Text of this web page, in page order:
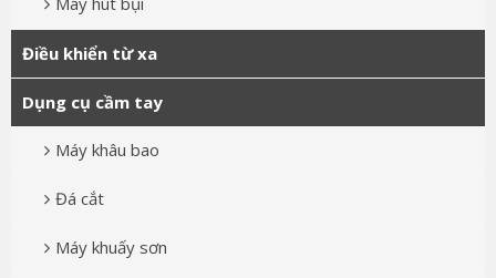
Điều khiển từ xa
Dụng cụ cầm tay
Máy khâu bao
Đá cắt
Máy khuấy sơn